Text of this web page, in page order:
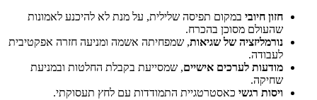
חזון חיובי במקום תפיסה שלילית, על מנת לא להיכנע לאמונות
שהעולם מסוכן בהכרח.
נורמליזציה של שגיאות, שמפחיתה אשמה ומניעה חזרה אפקטיבית
לעבודה.
מודעות לערכים אישיים, שמסייעת בקבלת החלטות ובמניעת
שחיקה.
ויסות רגשי כאסטרטגיית התמודדות עם לחץ תעסוקתי.